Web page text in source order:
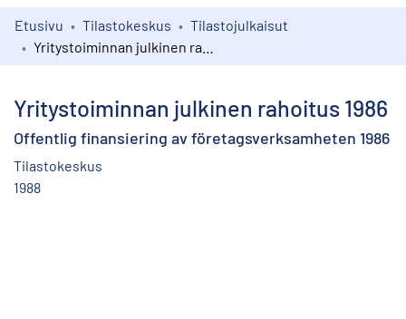
Kokoelmat
Etusivu Tilastokeskus
Tilastojulkaisut
Yritystoiminnan julkinen rahoitus 1986
Offentlig finansiering av företagsverksamheten 1986
Tilastokeskus
1988